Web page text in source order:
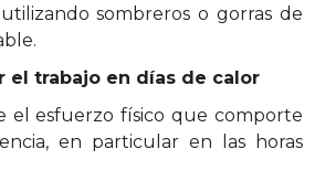
sombreros o gorras de
el trabajo en días de calor
el esfuerzo físico que comporte
en particular en las horas